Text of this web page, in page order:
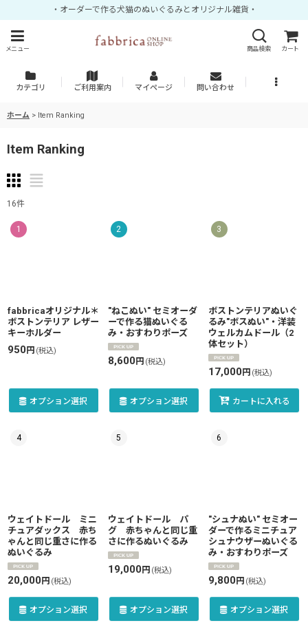
・オーダーで作る犬猫のぬいぐるみとオリジナル雑貨・
メニュー 商品検索 カート
カテゴリ ご利用案内 マイページ 問い合わせ
ホーム > Item Ranking
Item Ranking
16件
1
fabbricaオリジナル＊
ボストンテリア レザー
キーホルダー
950円 (税込)
オプション選択
2
"ねこぬい" セミオーダ
ーで作る猫ぬいぐる
み・おすわりポーズ
8,600円 (税込)
オプション選択
3
ボストンテリアぬいぐ
るみ"ボスぬい"・洋装
ウェルカムドール（2
体セット）
17,000円 (税込)
カートに入れる
4
ウェイトドール ミニ
チュアダックス 赤ち
ゃんと同じ重さに作る
ぬいぐるみ
20,000円 (税込)
オプション選択
5
ウェイトドール パ
グ 赤ちゃんと同じ重
さに作るぬいぐるみ
19,000円 (税込)
オプション選択
6
"シュナぬい" セミオー
ダーで作るミニチュア
シュナウザーぬいぐる
み・おすわりポーズ
9,800円 (税込)
オプション選択